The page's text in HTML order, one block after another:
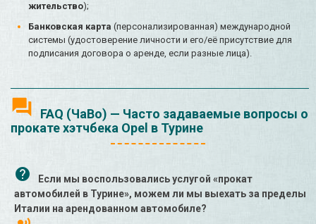
жительство);
Банковская карта (персонализированная) международной
системы (удостоверение личности и его/её присутствие для
подписания договора о аренде, если разные лица).
FAQ (ЧаВо) — Часто задаваемые вопросы о
прокате хэтчбека Opel в Турине
Если мы воспользовались услугой «прокат
автомобилей в Турине», можем ли мы выехать за пределы
Италии на арендованном автомобиле?